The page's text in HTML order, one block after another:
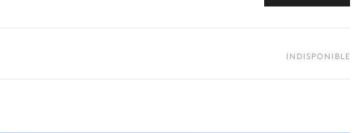
les offres disponibles pour votre séjour.
INDISPONIBLE